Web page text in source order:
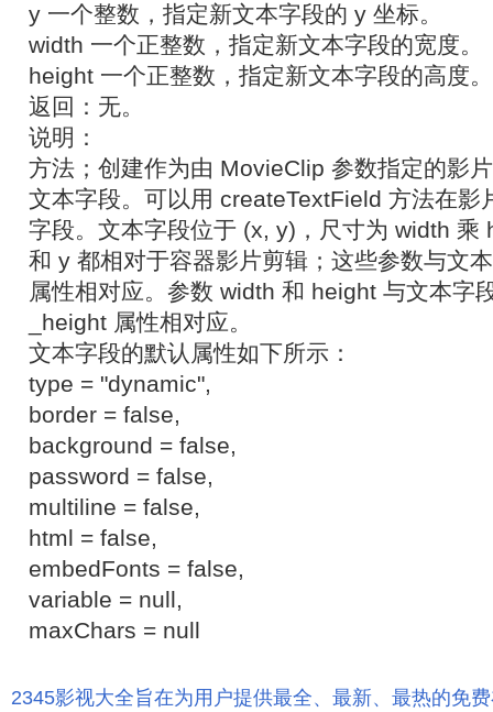
y 一个整数，指定新文本字段的 y 坐标。
width 一个正整数，指定新文本字段的宽度。
height 一个正整数，指定新文本字段的高度。
返回：无。
说明：
方法；创建作为由 MovieClip 参数指定的影
文本字段。可以用 createTextField 方法在影
字段。文本字段位于 (x, y)，尺寸为 width 乘
和 y 都相对于容器影片剪辑；这些参数与文
属性相对应。参数 width 和 height 与文本字
_height 属性相对应。
文本字段的默认属性如下所示：
type = "dynamic",
border = false,
background = false,
password = false,
multiline = false,
html = false,
embedFonts = false,
variable = null,
maxChars = null
2345影视大全旨在为用户提供最全、最新、最热的免